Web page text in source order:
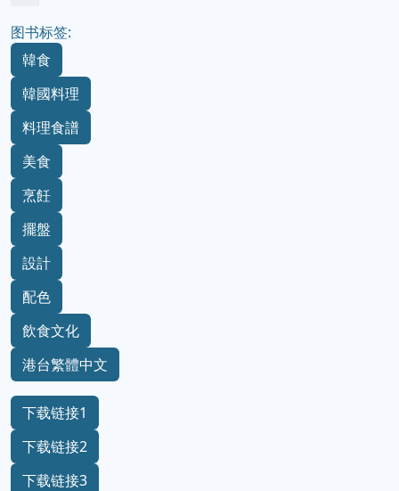
图书标签:
韓食
韓國料理
料理食譜
美食
烹飪
擺盤
設計
配色
飲食文化
港台繁體中文
下载链接1
下载链接2
下载链接3